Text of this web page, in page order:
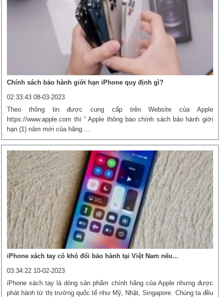
Chính sách bảo hành giới hạn iPhone quy định gì?
02:33:43 08-03-2023
Theo thông tin được cung cấp trên Website của Apple
https://www.apple.com thì “ Apple thông báo chính sách bảo hành giới
hạn (1) năm mới của hãng....
iPhone xách tay có khó đổi bảo hành tại Việt Nam nếu...
03:34:22 10-02-2023
iPhone xách tay là dòng sản phẩm chính hãng của Apple nhưng được
phát hành từ thị trường quốc tế như Mỹ, Nhật, Singapore. Chúng ta đều